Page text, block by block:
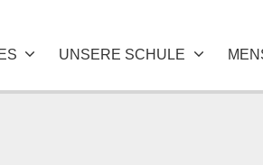
UNSERE SCHULE